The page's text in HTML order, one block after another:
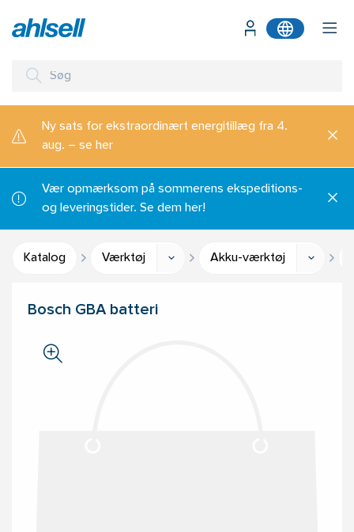
Ny sats for ekstraordinært energitillæg fra 4.
aug. – se her
Vær opmærksom på sommerens ekspeditions-
og leveringstider. Se dem her!
Katalog Værktøj Akku-værktøj
Bosch GBA batteri